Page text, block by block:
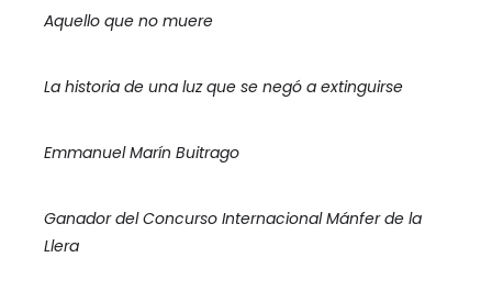
Aquello que no muere
La historia de una luz que se negó a extinguirse
Emmanuel Marín Buitrago
Ganador del Concurso Internacional Mánfer de la
Llera